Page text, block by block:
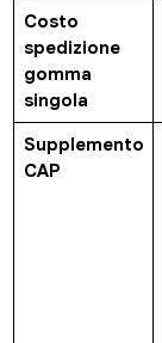
Costo
spedizione
gomma
singola
Supplemento
CAP